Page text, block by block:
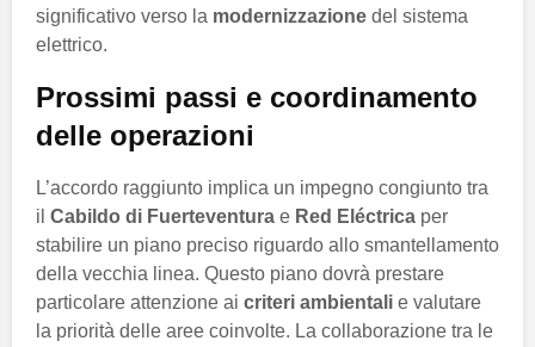
significativo verso la modernizzazione del sistema
elettrico.
Prossimi passi e coordinamento
delle operazioni
L’accordo raggiunto implica un impegno congiunto tra
il Cabildo di Fuerteventura e Red Eléctrica per
stabilire un piano preciso riguardo allo smantellamento
della vecchia linea. Questo piano dovrà prestare
particolare attenzione ai criteri ambientali e valutare
la priorità delle aree coinvolte. La collaborazione tra le